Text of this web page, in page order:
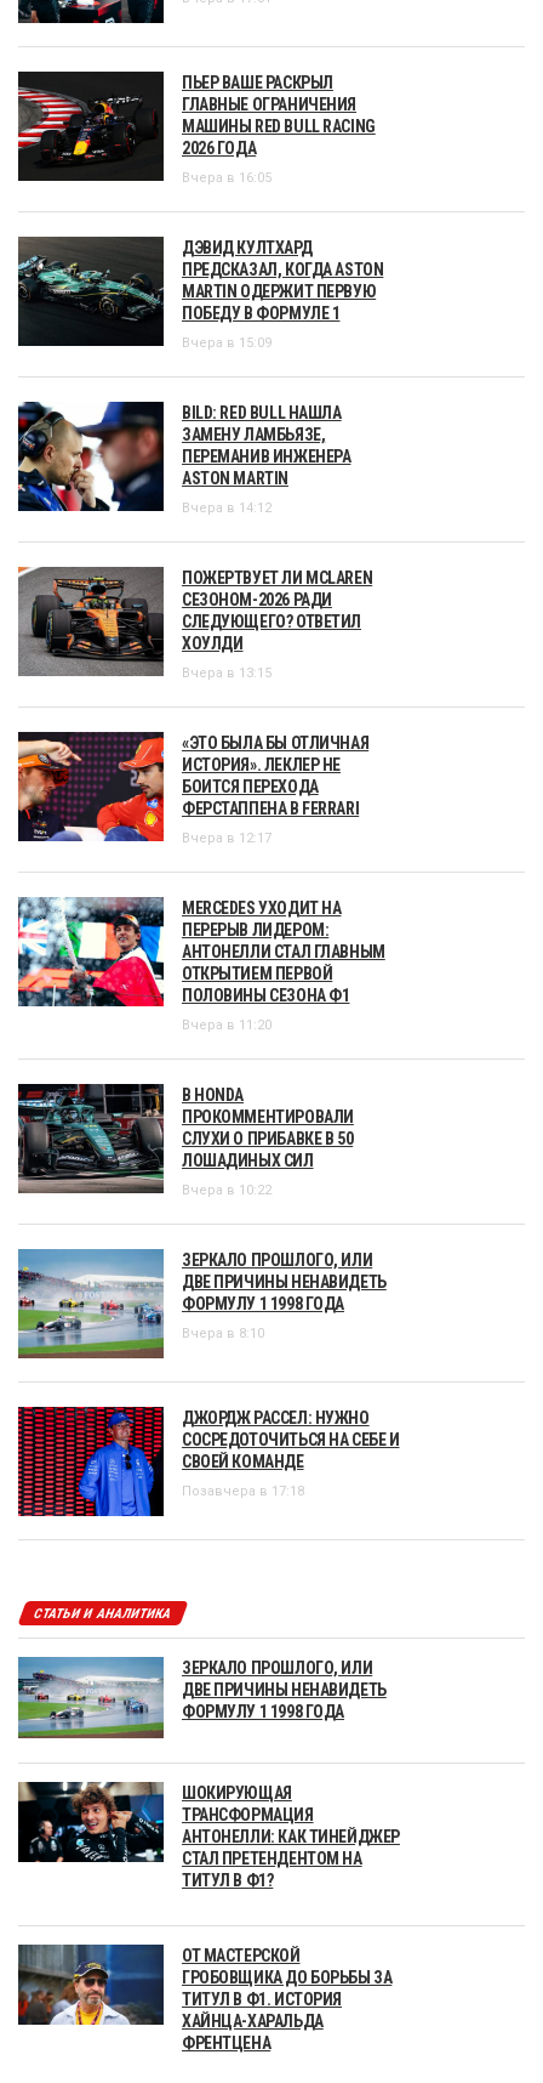
ПЬЕР ВАШЕ РАСКРЫЛ
ГЛАВНЫЕ ОГРАНИЧЕНИЯ
МАШИНЫ RED BULL RACING
2026 ГОДА
Вчера в 16:05
ДЭВИД КУЛТХАРД
ПРЕДСКАЗАЛ, КОГДА ASTON
MARTIN ОДЕРЖИТ ПЕРВУЮ
ПОБЕДУ В ФОРМУЛЕ 1
Вчера в 15:09
BILD: RED BULL НАШЛА
ЗАМЕНУ ЛАМБЬЯЗЕ,
ПЕРЕМАНИВ ИНЖЕНЕРА
ASTON MARTIN
Вчера в 14:12
ПОЖЕРТВУЕТ ЛИ MCLAREN
СЕЗОНОМ-2026 РАДИ
СЛЕДУЮЩЕГО? ОТВЕТИЛ
ХОУЛДИ
Вчера в 13:15
«ЭТО БЫЛА БЫ ОТЛИЧНАЯ
ИСТОРИЯ». ЛЕКЛЕР НЕ
БОИТСЯ ПЕРЕХОДА
ФЕРСТАППЕНА В FERRARI
Вчера в 12:17
MERCEDES УХОДИТ НА
ПЕРЕРЫВ ЛИДЕРОМ:
АНТОНЕЛЛИ СТАЛ ГЛАВНЫМ
ОТКРЫТИЕМ ПЕРВОЙ
ПОЛОВИНЫ СЕЗОНА Ф1
Вчера в 11:20
В HONDA
ПРОКОММЕНТИРОВАЛИ
СЛУХИ О ПРИБАВКЕ В 50
ЛОШАДИНЫХ СИЛ
Вчера в 10:22
ЗЕРКАЛО ПРОШЛОГО, ИЛИ
ДВЕ ПРИЧИНЫ НЕНАВИДЕТЬ
ФОРМУЛУ 1 1998 ГОДА
Вчера в 8:10
ДЖОРДЖ РАССЕЛ: НУЖНО
СОСРЕДОТОЧИТЬСЯ НА СЕБЕ И
СВОЕЙ КОМАНДЕ
Позавчера в 17:18
СТАТЬИ И АНАЛИТИКА
ЗЕРКАЛО ПРОШЛОГО, ИЛИ
ДВЕ ПРИЧИНЫ НЕНАВИДЕТЬ
ФОРМУЛУ 1 1998 ГОДА
ШОКИРУЮЩАЯ
ТРАНСФОРМАЦИЯ
АНТОНЕЛЛИ: КАК ТИНЕЙДЖЕР
СТАЛ ПРЕТЕНДЕНТОМ НА
ТИТУЛ В Ф1?
ОТ МАСТЕРСКОЙ
ГРОБОВЩИКА ДО БОРЬБЫ ЗА
ТИТУЛ В Ф1. ИСТОРИЯ
ХАЙНЦА-ХАРАЛЬДА
ФРЕНТЦЕНА